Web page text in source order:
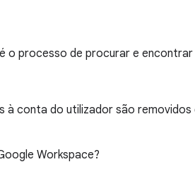
o processo de procurar e
à conta do utilizador são
Workspace?